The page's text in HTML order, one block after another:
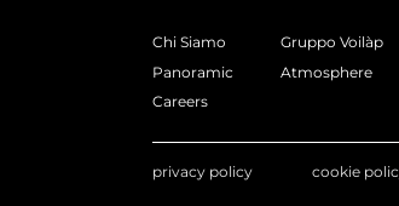
Chi Siamo Gruppo Voilàp
Panoramic
Atmosphere
Careers
privacy policy cookie